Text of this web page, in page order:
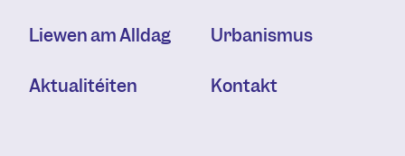
Liewen am Alldag
Aktualitéiten
Urbanismus
Kontakt